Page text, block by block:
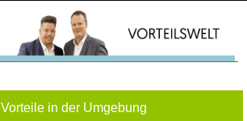
Vorteile in der Umgebung